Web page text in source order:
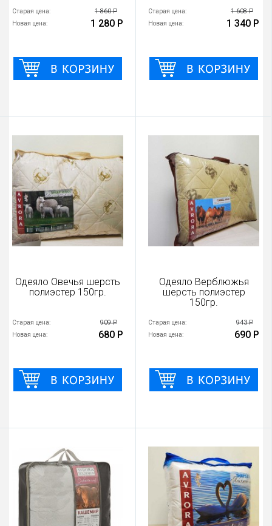
Старая цена: 1 860 Р
Новая цена: 1 280 Р
Старая цена: 1 608 Р
Новая цена: 1 340 Р
Одеяло Овечья шерсть
полиэстер 150гр.
Старая цена: 909 Р
Новая цена: 680 Р
Одеяло Верблюжья
шерсть полиэстер
150гр.
Старая цена: 943 Р
Новая цена: 690 Р